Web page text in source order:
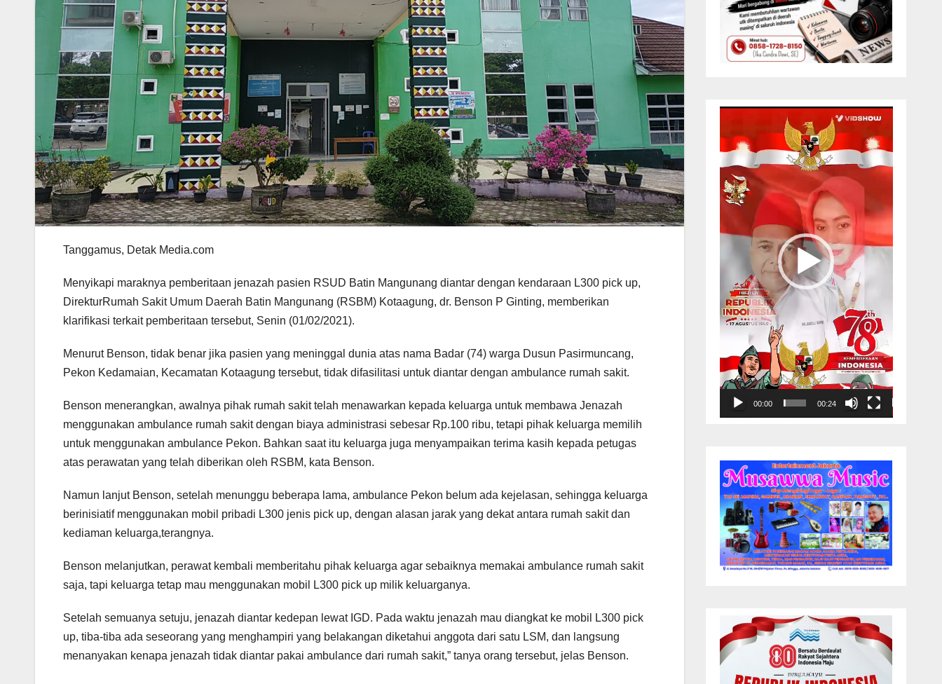
Tanggamus, Detak Media.com
Menyikapi maraknya pemberitaan jenazah pasien RSUD Batin Mangunang diantar dengan kendaraan L300 pick up,
DirekturRumah Sakit Umum Daerah Batin Mangunang (RSBM) Kotaagung, dr. Benson P Ginting, memberikan
klarifikasi terkait pemberitaan tersebut, Senin (01/02/2021).
Menurut Benson, tidak benar jika pasien yang meninggal dunia atas nama Badar (74) warga Dusun Pasirmuncang,
Pekon Kedamaian, Kecamatan Kotaagung tersebut, tidak difasilitasi untuk diantar dengan ambulance rumah sakit.
Benson menerangkan, awalnya pihak rumah sakit telah menawarkan kepada keluarga untuk membawa Jenazah
menggunakan ambulance rumah sakit dengan biaya administrasi sebesar Rp.100 ribu, tetapi pihak keluarga memilih
untuk menggunakan ambulance Pekon. Bahkan saat itu keluarga juga menyampaikan terima kasih kepada petugas
atas perawatan yang telah diberikan oleh RSBM, kata Benson.
Namun lanjut Benson, setelah menunggu beberapa lama, ambulance Pekon belum ada kejelasan, sehingga keluarga
berinisiatif menggunakan mobil pribadi L300 jenis pick up, dengan alasan jarak yang dekat antara rumah sakit dan
kediaman keluarga,terangnya.
Benson melanjutkan, perawat kembali memberitahu pihak keluarga agar sebaiknya memakai ambulance rumah sakit
saja, tapi keluarga tetap mau menggunakan mobil L300 pick up milik keluarganya.
Setelah semuanya setuju, jenazah diantar kedepan lewat IGD. Pada waktu jenazah mau diangkat ke mobil L300 pick
up, tiba-tiba ada seseorang yang menghampiri yang belakangan diketahui anggota dari satu LSM, dan langsung
menanyakan kenapa jenazah tidak diantar pakai ambulance dari rumah sakit,” tanya orang tersebut, jelas Benson.
Video
00:00 00:24